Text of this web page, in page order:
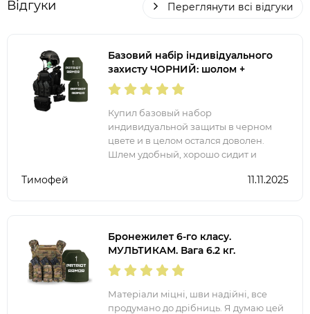
Відгуки Переглянути всі відгуки
Базовий набір індивідуального
захисту ЧОРНИЙ: шолом +
плитоноска з набором підсумків +
комплект плит 6 кл. ДСТУ.
Купил базовый набор
индивидуальной защиты в черном
цвете и в целом остался доволен.
Шлем удобный, хорошо сидит и
Плитоноска сделана качественно, все
Тимофей 11.11.2025
Бронежилет 6-го класу.
МУЛЬТИКАМ. Вага 6.2 кг.
Матеріали міцні, шви надійні, все
продумано до дрібниць. Я думаю цей